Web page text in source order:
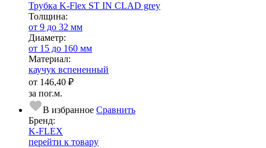
Трубка K-Flex ST IN CLAD grey
Тол­щи­на:
от 9 до 32 мм
Диаметр:
от 15 до 160 мм
Ма­­те­­ри­­ал:
каучук вспененный
от 146,40 ₽
за пог.м.
В избранное Сравнить
Бренд:
K-FLEX
перейти к товару